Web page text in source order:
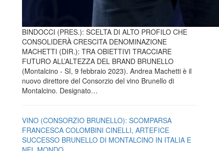
BINDOCCI (PRES.): SCELTA DI ALTO PROFILO CHE
CONSOLIDERÀ CRESCITA DENOMINAZIONE
MACHETTI (DIR.): TRA OBIETTIVI TRACCIARE
FUTURO ALL’ALTEZZA DEL BRAND BRUNELLO
(Montalcino - SI, 9 febbraio 2023). Andrea Machetti è il
nuovo direttore del Consorzio del vino Brunello di
Montalcino. Designato…
VINO (CONSORZIO BRUNELLO): SCOMPARSA
FRANCESCA COLOMBINI CINELLI, ARTEFICE
SUCCESSO BRUNELLO DI MONTALCINO IN ITALIA E